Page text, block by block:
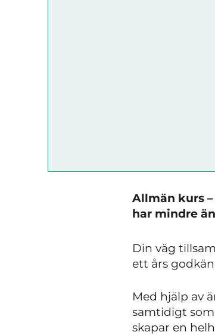
Allmän kurs
har mindre
Din väg
ett års
Med hjälp av
samtidigt
skapar en